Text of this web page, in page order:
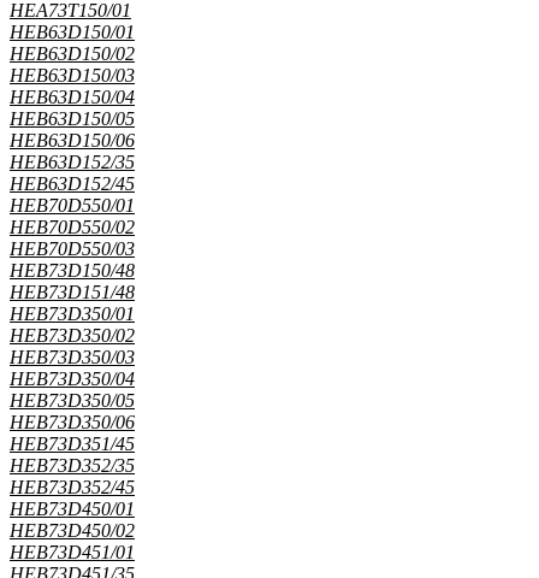
HEA73T150/01
HEB63D150/01
HEB63D150/02
HEB63D150/03
HEB63D150/04
HEB63D150/05
HEB63D150/06
HEB63D152/35
HEB63D152/45
HEB70D550/01
HEB70D550/02
HEB70D550/03
HEB73D150/48
HEB73D151/48
HEB73D350/01
HEB73D350/02
HEB73D350/03
HEB73D350/04
HEB73D350/05
HEB73D350/06
HEB73D351/45
HEB73D352/35
HEB73D352/45
HEB73D450/01
HEB73D450/02
HEB73D451/01